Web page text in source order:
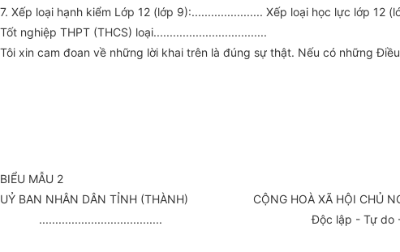
7. Xếp loại hạnh kiểm Lớp 12 (lớp 9):...................... Xếp loại học lực lớp 12
Tốt nghiệp THPT (THCS) loại...................................
Tôi xin cam đoan về những lời khai trên là đúng sự thật. Nếu có những
BIỂU MẪU 2
UỶ BAN NHÂN DÂN TỈNH (THÀNH) CỘNG HOÀ XÃ HỘI CHỦ
...................................... Độc lập - Tự do -